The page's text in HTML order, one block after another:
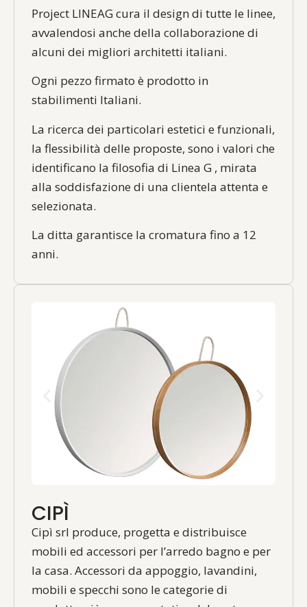
Project LINEAG cura il design di tutte le linee,
avvalendosi anche della collaborazione di
alcuni dei migliori architetti italiani.
Ogni pezzo firmato è prodotto in
stabilimenti Italiani.
La ricerca dei particolari estetici e funzionali,
la flessibilità delle proposte, sono i valori che
identificano la filosofia di Linea G , mirata
alla soddisfazione di una clientela attenta e
selezionata.
La ditta garantisce la cromatura fino a 12
anni.
CIPÌ
Cipì srl produce, progetta e distribuisce
mobili ed accessori per l’arredo bagno e per
la casa. Accessori da appoggio, lavandini,
mobili e specchi sono le categorie di